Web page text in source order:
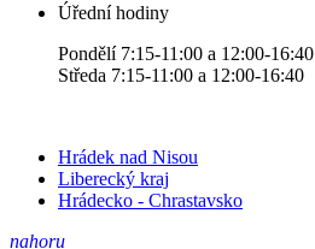
Úřední hodiny
Pondělí 7:15-11:00 a 12:00-16:40
Středa 7:15-11:00 a 12:00-16:40
Hrádek nad Nisou
Liberecký kraj
Hrádecko - Chrastavsko
nahoru